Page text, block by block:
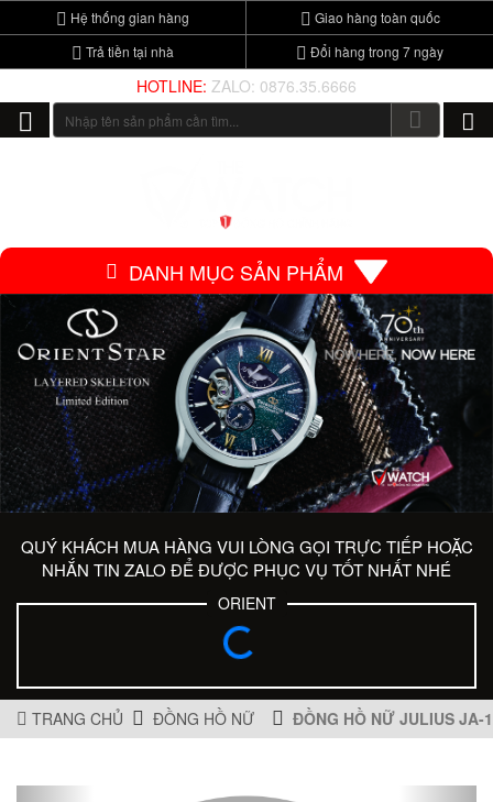
Hệ thống gian hàng
Giao hàng toàn quốc
Trả tiền tại nhà
Đổi hàng trong 7 ngày
HOTLINE: ZALO: 0876.35.6666
DANH MỤC SẢN PHẨM
QUÝ KHÁCH MUA HÀNG VUI LÒNG GỌI TRỰC TIẾP HOẶC
NHẮN TIN ZALO ĐỂ ĐƯỢC PHỤC VỤ TỐT NHẤT NHÉ
ORIENT
TRANG CHỦ ĐỒNG HỒ NỮ ĐỒNG HỒ NỮ JULIUS JA-